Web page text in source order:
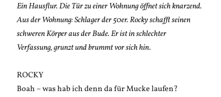
Ein Hausflur. Die Tür zu einer Wohnung öffnet sich knarzend.
Aus der Wohnung: Schlager der 50er. Rocky schafft seinen
schweren Körper aus der Bude. Er ist in schlechter
Verfassung, grunzt und brummt vor sich hin.
ROCKY
Boah – was hab ich denn da für Mucke laufen?